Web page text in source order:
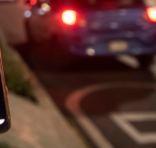
del Congreso
Jalisco es un “foco rojo” de